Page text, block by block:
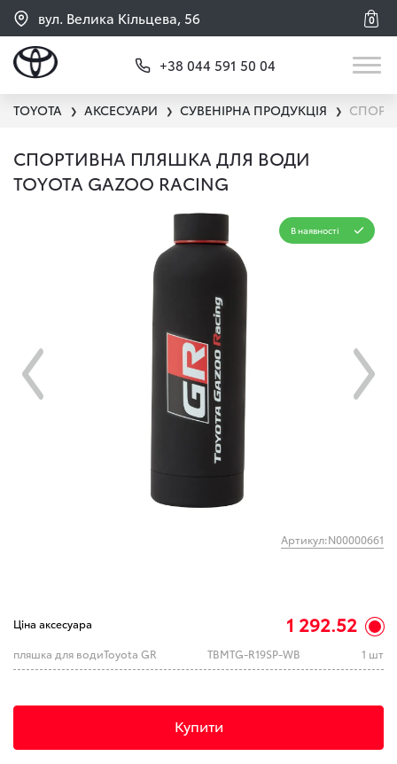
вул. Велика Кільцева, 56 0
+38 044 591 50 04
TOYOTA ❯ АКСЕСУАРИ ❯ СУВЕНІРНА ПРОДУКЦІЯ ❯
СПОРТИВНА ПЛЯШКА ДЛЯ ВОДИ
TOYOTA GAZOO RACING
В наявності
Артикул:N00000661
Ціна аксесуара 1 292.52
пляшка для водиToyota GR TBMTG-R19SP-WB 1 шт
Купити